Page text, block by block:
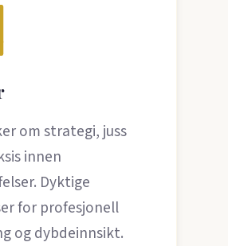
om strategi, juss
innen
Dyktige
for profesjonell
og dybdeinnsikt.